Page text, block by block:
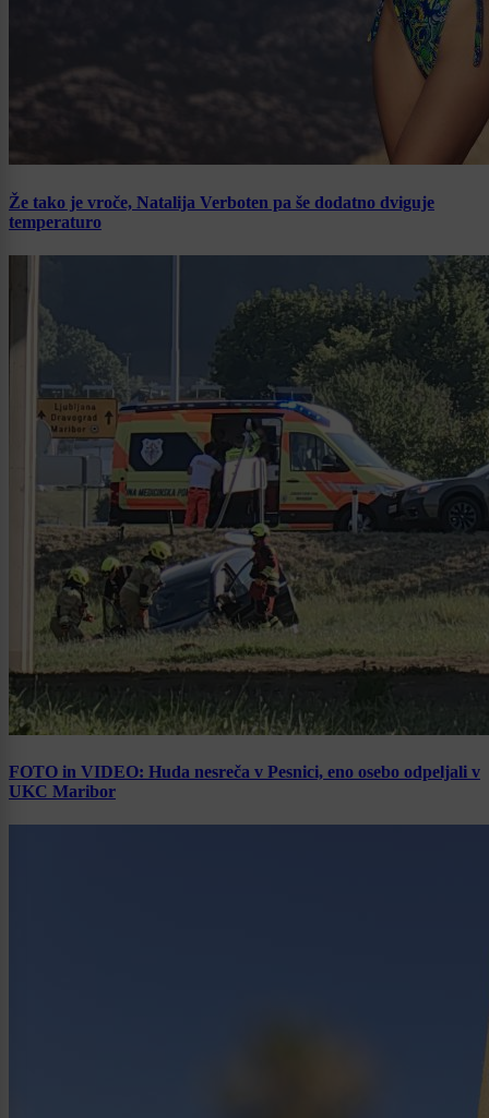
Že tako je vroče, Natalija Verboten pa še dodatno dviguje
temperaturo
FOTO in VIDEO: Huda nesreča v Pesnici, eno osebo odpeljali v
UKC Maribor